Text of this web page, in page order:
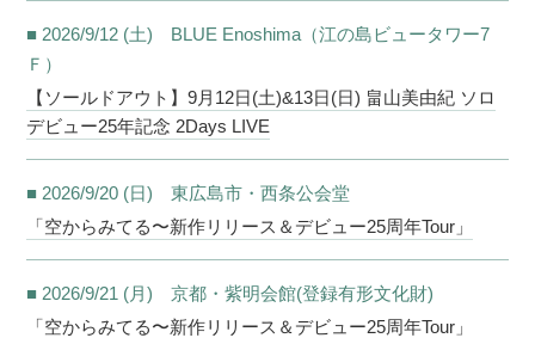
■ 2026/9/12 (土) BLUE Enoshima（江の島ビュータワー7
Ｆ）
【ソールドアウト】9月12日(土)&13日(日) 畠山美由紀 ソロ
デビュー25年記念 2Days LIVE
■ 2026/9/20 (日) 東広島市・西条公会堂
「空からみてる〜新作リリース＆デビュー25周年Tour」
■ 2026/9/21 (月) 京都・紫明会館(登録有形文化財)
「空からみてる〜新作リリース＆デビュー25周年Tour」